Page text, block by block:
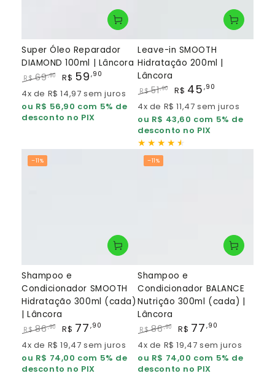
Super Óleo Reparador
DIAMOND 100ml | Lâncora
Preço
regular
R$ 69,90
Preço
de
venda
R$ 59 ,90
4x de R$ 14,97 sem juros
ou R$ 56,90 com 5% de
desconto no PIX
Leave-in SMOOTH
Hidratação 200ml |
Lâncora
Preço
regular
R$ 51,90
Preço
de
venda
R$ 45 ,90
4x de R$ 11,47 sem juros
ou R$ 43,60 com 5% de
desconto no PIX
Shampoo e
Condicionador SMOOTH
Hidratação 300ml (cada)
| Lâncora
Preço
regular
R$ 86,90
Preço
de
venda
R$ 77 ,90
4x de R$ 19,47 sem juros
ou R$ 74,00 com 5% de
desconto no PIX
–11%
Shampoo e
Condicionador BALANCE
Nutrição 300ml (cada) |
Lâncora
Preço
regular
R$ 86,90
Preço
de
venda
R$ 77 ,90
4x de R$ 19,47 sem juros
ou R$ 74,00 com 5% de
desconto no PIX
–11%